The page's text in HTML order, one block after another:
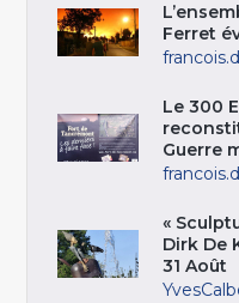
Ferret
Le 300
Guerre
«
Dirk De
31 Août